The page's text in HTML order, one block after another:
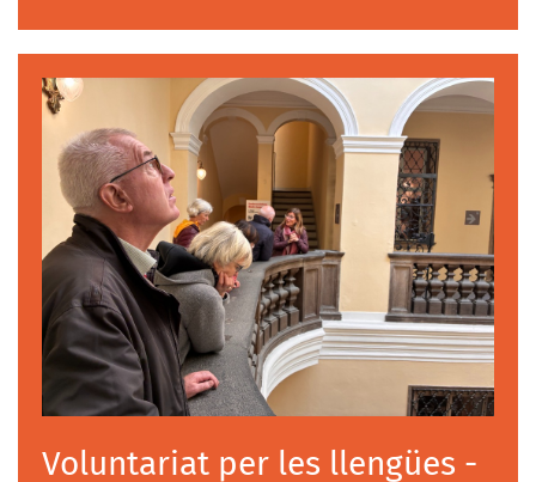
Voluntariat per les llengües -